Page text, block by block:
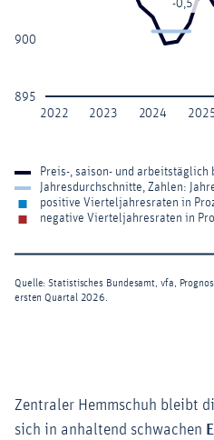
Zentraler Hemmschuh bleibt
sich in anhaltend schwachen